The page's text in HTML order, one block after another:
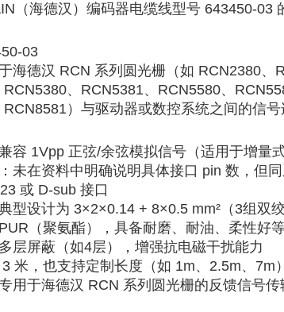
（海德汉）编码器电缆线型号 643450-03
03
于海德汉 RCN 系列圆光栅（如 RCN2380、
、RCN5381、RCN5580、
）与驱动器或数控系统之间的信号
容 1Vpp 正弦/余弦模拟信号 （适用于增量
：未在资料中明确说明具体接口 pin 数，但
或 D-sub 接口
典型设计为 3×2×0.14 + 8×0.5 mm² （3组双
PUR（聚氨酯）
，具备耐磨、耐油、柔性好
多层屏蔽 ‌（如4层），增强抗电磁干扰能力 ‌‌
3 米 ‌，也支持定制长度（如 1m、2.5m、7m）‌‌
专用于海德汉 RCN 系列圆光栅的反馈信号传